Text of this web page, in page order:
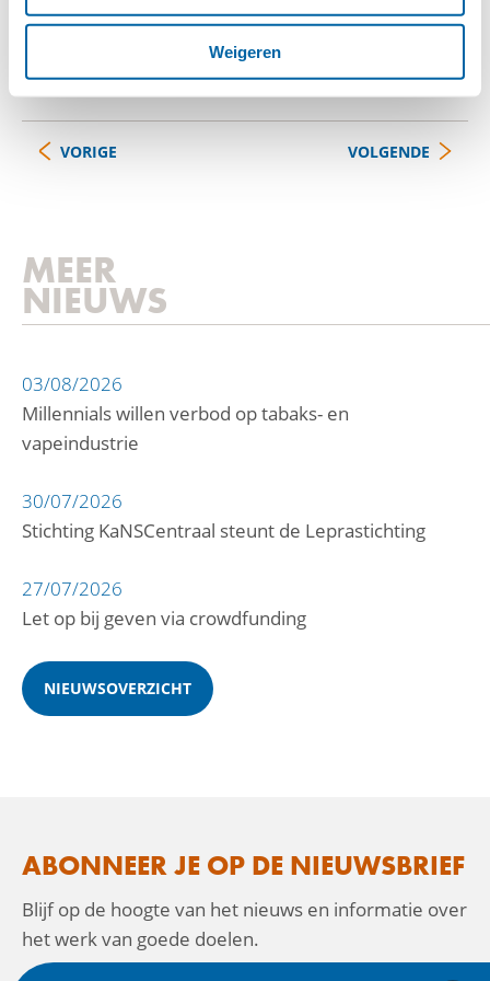
Weigeren
VORIGE VOLGENDE
MEER
NIEUWS
03/08/2026
Millennials willen verbod op tabaks- en
vapeindustrie
30/07/2026
Stichting KaNSCentraal steunt de Leprastichting
27/07/2026
Let op bij geven via crowdfunding
NIEUWSOVERZICHT
ABONNEER JE OP DE NIEUWSBRIEF
Blijf op de hoogte van het nieuws en informatie over
het werk van goede doelen.